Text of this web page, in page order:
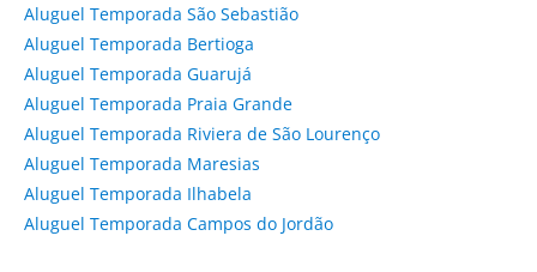
Aluguel Temporada São Sebastião
Aluguel Temporada Bertioga
Aluguel Temporada Guarujá
Aluguel Temporada Praia Grande
Aluguel Temporada Riviera de São Lourenço
Aluguel Temporada Maresias
Aluguel Temporada Ilhabela
Aluguel Temporada Campos do Jordão